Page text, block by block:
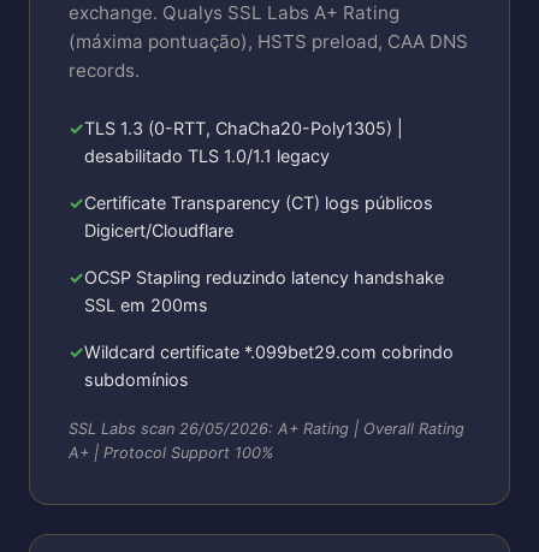
exchange. Qualys SSL Labs A+ Rating
(máxima pontuação), HSTS preload, CAA DNS
records.
TLS 1.3 (0-RTT, ChaCha20-Poly1305) |
desabilitado TLS 1.0/1.1 legacy
Certificate Transparency (CT) logs públicos
Digicert/Cloudflare
OCSP Stapling reduzindo latency handshake
SSL em 200ms
Wildcard certificate *.099bet29.com cobrindo
subdomínios
SSL Labs scan 26/05/2026: A+ Rating | Overall Rating
A+ | Protocol Support 100%